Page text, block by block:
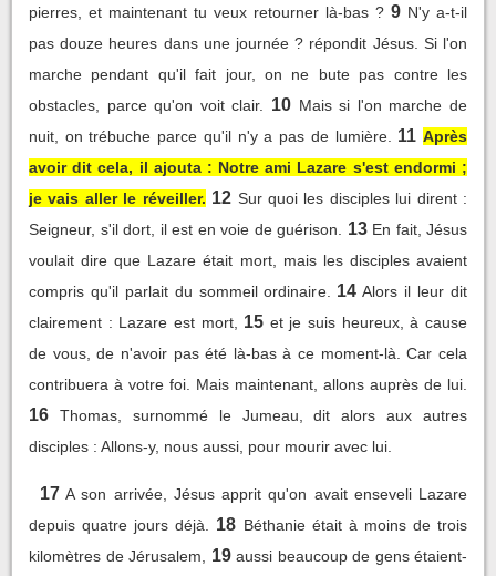
pierres, et maintenant tu veux retourner là-bas ? 9 N'y a-t-il
pas douze heures dans une journée ? répondit Jésus. Si l'on
marche pendant qu'il fait jour, on ne bute pas contre les
obstacles, parce qu'on voit clair.
10 Mais si l'on marche de
nuit, on trébuche parce qu'il n'y a pas de lumière.
11 Après
avoir dit cela, il ajouta : Notre ami Lazare s'est endormi ;
je vais aller le réveiller. 12 Sur quoi les disciples lui dirent :
Seigneur, s'il dort, il est en voie de guérison.
13 En fait, Jésus
voulait dire que Lazare était mort, mais les disciples avaient
compris qu'il parlait du sommeil ordinaire.
14 Alors il leur dit
clairement : Lazare est mort,
15 et je suis heureux, à cause
de vous, de n'avoir pas été là-bas à ce moment-là. Car cela
contribuera à votre foi. Mais maintenant, allons auprès de lui.
16
Thomas, surnommé le Jumeau, dit alors aux autres
disciples : Allons-y, nous aussi, pour mourir avec lui.
17 A son arrivée, Jésus apprit qu'on avait enseveli Lazare
depuis quatre jours déjà.
18 Béthanie était à moins de trois
kilomètres de Jérusalem,
19 aussi beaucoup de gens étaient-